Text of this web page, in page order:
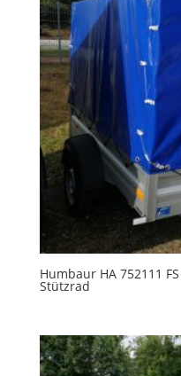
Humbaur HA 752111
Stützrad